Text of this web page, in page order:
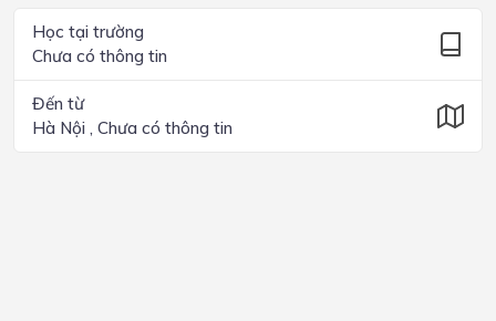
Học tại trường
Chưa có thông tin
Đến từ
Hà Nội , Chưa có thông tin